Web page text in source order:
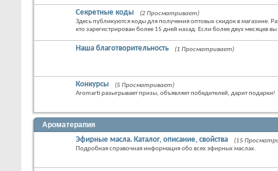
Секретные коды
(2 Просматривает)
Здесь публикуются коды для получения оптовых скидок в магазине.
кто зарегистрирован более 15 дней назад. Если более двух месяцев
Наша благотворительность (1 Просматривает)
Конкурсы
(5 Просматривает)
Aromarti разыгрывает призы, объявляет победителей, дарит подарки!
Ароматерапия
Эфирные масла. Каталог, описание, свойства
(15
Подробная справочная информация обо всех эфирных маслах.